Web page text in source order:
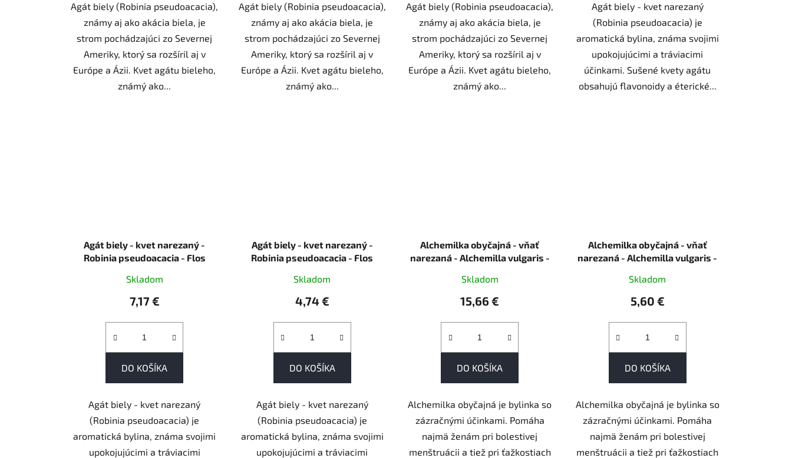
Agát biely (Robinia pseudoacacia),
známy aj ako akácia biela, je
strom pochádzajúci zo Severnej
Ameriky, ktorý sa rozšíril aj v
Európe a Ázii. Kvet agátu bieleho,
známý ako...
Agát biely (Robinia pseudoacacia),
známy aj ako akácia biela, je
strom pochádzajúci zo Severnej
Ameriky, ktorý sa rozšíril aj v
Európe a Ázii. Kvet agátu bieleho,
známý ako...
Agát biely (Robinia pseudoacacia),
známy aj ako akácia biela, je
strom pochádzajúci zo Severnej
Ameriky, ktorý sa rozšíril aj v
Európe a Ázii. Kvet agátu bieleho,
známý ako...
Agát biely - kvet narezaný
(Robinia pseudoacacia) je
aromatická bylina, známa svojimi
upokojujúcimi a tráviacimi
účinkami. Sušené kvety agátu
obsahujú flavonoidy a éterické...
Agát biely - kvet narezaný -
Robinia pseudoacacia - Flos
Skladom
7,17 €
DO KOŠÍKA
Agát biely - kvet narezaný
(Robinia pseudoacacia) je
aromatická bylina, známa svojimi
upokojujúcimi a tráviacimi
Agát biely - kvet narezaný -
Robinia pseudoacacia - Flos
Skladom
4,74 €
DO KOŠÍKA
Agát biely - kvet narezaný
(Robinia pseudoacacia) je
aromatická bylina, známa svojimi
upokojujúcimi a tráviacimi
Alchemilka obyčajná - vňať
narezaná - Alchemilla vulgaris -
Skladom
15,66 €
DO KOŠÍKA
Alchemilka obyčajná je bylinka so
zázračnými účinkami. Pomáha
najmä ženám pri bolestivej
menštruácii a tiež pri ťažkostiach
Alchemilka obyčajná - vňať
narezaná - Alchemilla vulgaris -
Skladom
5,60 €
DO KOŠÍKA
Alchemilka obyčajná je bylinka so
zázračnými účinkami. Pomáha
najmä ženám pri bolestivej
menštruácii a tiež pri ťažkostiach